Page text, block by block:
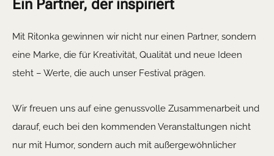
Ein Partner, der inspiriert
Mit Ritonka gewinnen wir nicht nur einen Partner, sondern
eine Marke, die für Kreativität, Qualität und neue Ideen
steht – Werte, die auch unser Festival prägen.
Wir freuen uns auf eine genussvolle Zusammenarbeit und
darauf, euch bei den kommenden Veranstaltungen nicht
nur mit Humor, sondern auch mit außergewöhnlicher